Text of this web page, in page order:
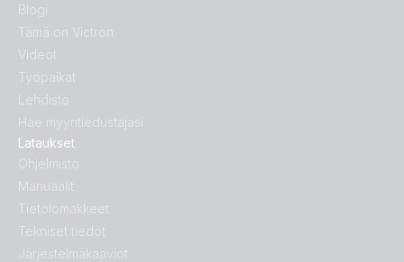
Lataukset
Ohjelmisto
Manuaalit
Tietolomakkeet
Tekniset tiedot
Järjestelmäkaaviot
Blogi
Tämä on Victron
Videot
Työpaikat
Lehdistö
Hae myyntiedustajasi